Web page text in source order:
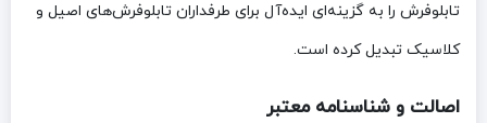
تابلوفرش را به گزینه‌ای ایده‌آل برای طرفداران تابلوفرش‌های اصیل و
کلاسیک تبدیل کرده است.
اصالت و شناسنامه معتبر